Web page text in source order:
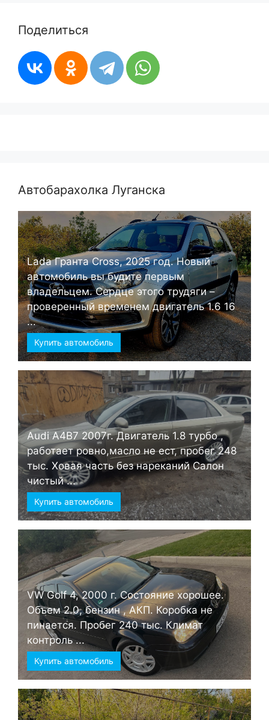
Поделиться
Автобарахолка Луганска
Lada Гранта Cross, 2025 год. Новый
автомобиль вы будите первым
владельцем. Сердце этого трудяги –
проверенный временем двигатель 1.6 16
...
Купить автомобиль
Audi А4B7 2007г. Двигатель 1.8 турбо ,
работает ровно,масло не ест, пробег 248
тыс. Ховая часть без нареканий Салон
чистый ...
Купить автомобиль
VW Golf 4, 2000 г. Состояние хорошее.
Объем 2.0, бензин , АКП. Коробка не
пинается. Пробег 240 тыс. Климат
контроль ...
Купить автомобиль